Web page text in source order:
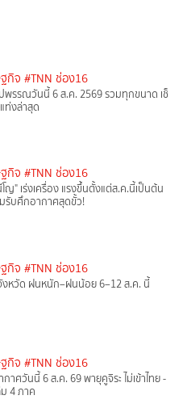
กิจ #TNN ช่อง16
พรรณวันนี้ 6 ส.ค. 2569 รวมทุกขนาด เช็
ท่งล่าสุด
กิจ #TNN ช่อง16
โญ" เร่งเครื่อง แรงขึ้นตั้งแต่ส.ค.นี้เป็นต้น
มรับศึกอากาศสุดขั้ว!
กิจ #TNN ช่อง16
งหวัด ฝนหนัก–ฝนน้อย 6–12 ส.ค. นี้
กิจ #TNN ช่อง16
าศวันนี้ 6 ส.ค. 69 พายุคูจิระ ไม่เข้าไทย -
4 ภาค